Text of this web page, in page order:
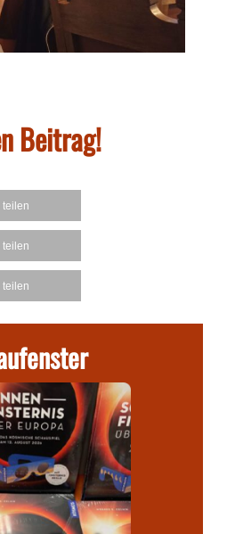
Beitrag!
teilen
teilen
teilen